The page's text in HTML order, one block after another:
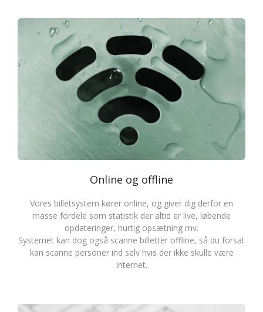
Online og offline
Vores billetsystem kører online, og giver dig derfor en
masse fordele som statistik der altid er live, løbende
opdateringer, hurtig opsætning mv.
Systemet kan dog også scanne billetter offline, så du forsat
kan scanne personer ind selv hvis der ikke skulle være
internet.